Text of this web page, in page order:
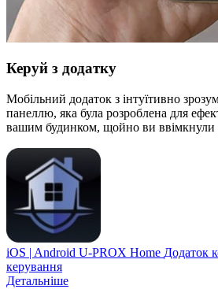
Керуй з додатку
Мобільний додаток з інтуїтивно
панеллю, яка була розроблена для
вашим будинком, щойно ви ввімкнули
iOS | Android U-PROX Home Додаток
керування
Детальніше